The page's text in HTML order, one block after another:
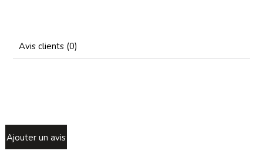
Avis clients (0)
Ajouter un avis